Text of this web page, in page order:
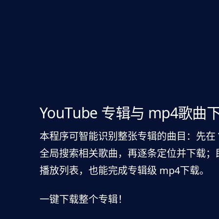
YouTube 专辑与 mp4歌曲
本程序可智能识别整张专辑的曲目：先在
全局搜索相关歌曲，再逐条定位并下载；
播放列表，也能完成专辑级 mp4下载。
一键下载整个专辑！